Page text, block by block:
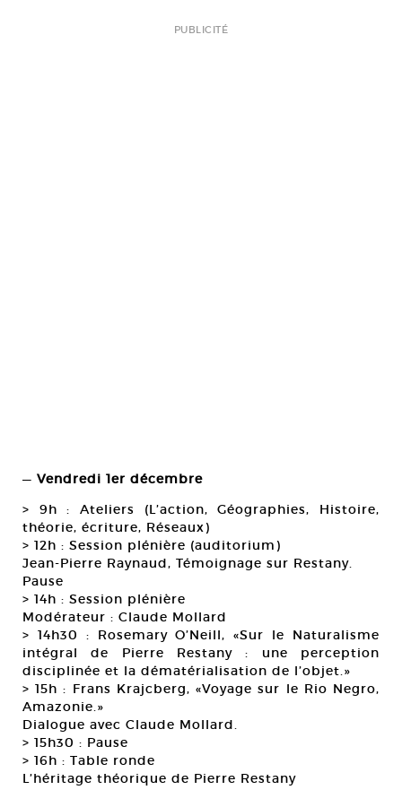
PUBLICITÉ
— Vendredi 1er décembre
> 9h : Ateliers (L’action, Géographies, Histoire,
théorie, écriture, Réseaux)
> 12h : Session plénière (auditorium)
Jean-Pierre Raynaud, Témoignage sur Restany.
Pause
> 14h : Session plénière
Modérateur : Claude Mollard
> 14h30 : Rosemary O’Neill, «Sur le Naturalisme
intégral de Pierre Restany : une perception
disciplinée et la dématérialisation de l’objet.»
> 15h : Frans Krajcberg, «Voyage sur le Rio Negro,
Amazonie.»
Dialogue avec Claude Mollard.
> 15h30 : Pause
> 16h : Table ronde
L’héritage théorique de Pierre Restany